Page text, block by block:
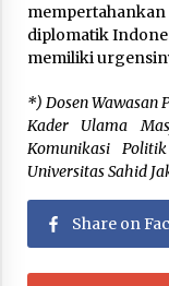
diplomatik
memiliki
*) Dosen Wawasan
Kader Ulama
Komunikasi
Universitas Sahid
Share on